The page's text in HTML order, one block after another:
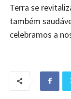
Terra se
também
celebramos a